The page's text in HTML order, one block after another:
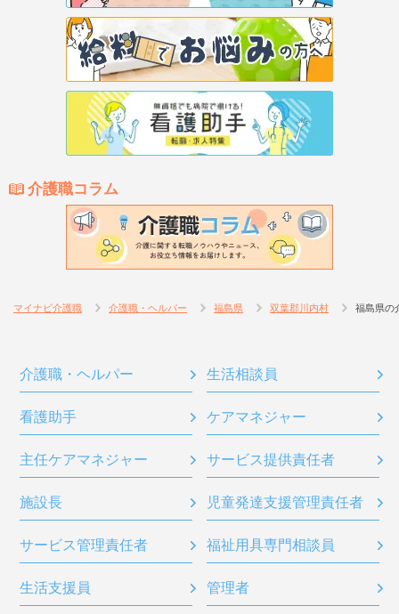
介護職コラム
マイナビ介護職 介護職・ヘルパー 福島県 双葉郡川内村 福島県の
介護職・ヘルパー 生活相談員
看護助手 ケアマネジャー
主任ケアマネジャー サービス提供責任者
施設長 児童発達支援管理責任者
サービス管理責任者 福祉用具専門相談員
生活支援員 管理者